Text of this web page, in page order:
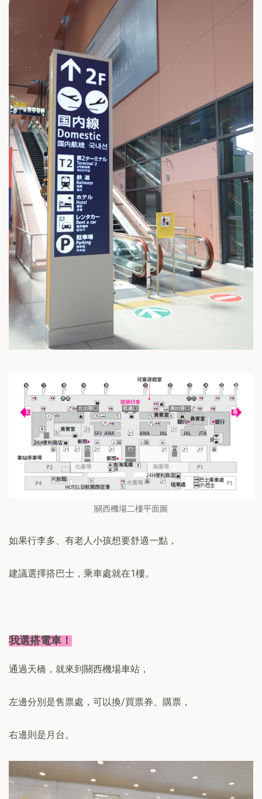
關西機場二樓平面圖
如果行李多、有老人小孩想要舒適一點，
建議選擇搭巴士，乘車處就在1樓。
我選搭電車！
通過天橋，就來到關西機場車站，
左邊分別是售票處，可以換/買票券、購票，
右邊則是月台。